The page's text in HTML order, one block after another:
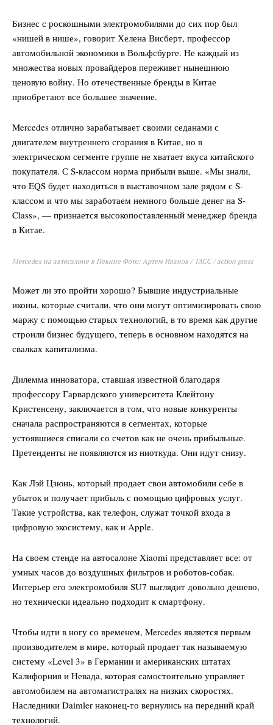
Бизнес с роскошными электромобилями до сих пор был
«нишей в нише», говорит Хелена Висберт, профессор
автомобильной экономики в Вольфсбурге. Не каждый из
множества новых провайдеров переживет нынешнюю
ценовую войну. Но отечественные бренды в Китае
приобретают все большее значение.
Mercedes отлично зарабатывает своими седанами с
двигателем внутреннего сгорания в Китае, но в
электрическом сегменте группе не хватает вкуса китайского
покупателя. С S-классом норма прибыли выше. «Мы знали,
что EQS будет находиться в выставочном зале рядом с S-
классом и что мы заработаем немного больше денег на S-
Class», — признается высокопоставленный менеджер бренда
в Китае.
Mercedes на автосалоне в Пекине Фото: Артем Иванов / ТАСС / action press
Может ли это пройти хорошо? Бывшие индустриальные
иконы, которые считали, что они могут оптимизировать свою
маржу с помощью старых технологий, в то время как другие
строили бизнес будущего, теперь в основном находятся на
свалках капитализма.
Дилемма инноватора, ставшая известной благодаря
профессору Гарвардского университета Клейтону
Кристенсену, заключается в том, что новые конкуренты
сначала распространяются в сегментах, которые
устоявшиеся списали со счетов как не очень прибыльные.
Претенденты не появляются из ниоткуда. Они идут снизу.
Как Лэй Цзюнь, который продает свои автомобили себе в
убыток и получает прибыль с помощью цифровых услуг.
Такие устройства, как телефон, служат точкой входа в
цифровую экосистему, как и Apple.
На своем стенде на автосалоне Xiaomi представляет все: от
умных часов до воздушных фильтров и роботов-собак.
Интерьер его электромобиля SU7 выглядит довольно дешево,
но технически идеально подходит к смартфону.
Чтобы идти в ногу со временем, Mercedes является первым
производителем в мире, который продает так называемую
систему «Level 3» в Германии и американских штатах
Калифорния и Невада, которая самостоятельно управляет
автомобилем на автомагистралях на низких скоростях.
Наследники Daimler наконец-то вернулись на передний край
технологий.